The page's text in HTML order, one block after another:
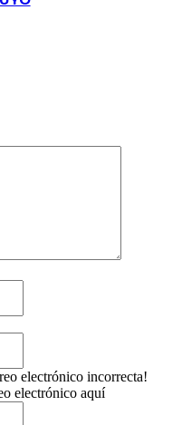
electrónico incorrecta!
electrónico aquí